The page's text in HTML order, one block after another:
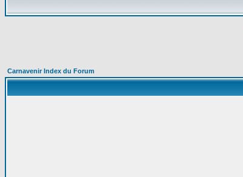
Carnavenir Index du Forum